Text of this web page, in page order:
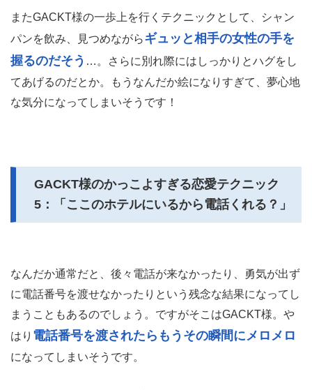
またGACKT様の一歩上を行くテクニックとして、シャン
パンを飲み、見つめながらギュッと相手の女性の手を
握るのだそう …。さらに別れ際にはしっかりとハグをし
てあげるのだとか。もうなんだか絵になりすぎて、夢心地
な気分になってしまいそうです！
GACKT様のかっこよすぎる恋愛テクニック
5：「ここのホテルにいるから電話くれる？」
なんだか通常だと、後々電話が来なかったり、勇気が出ず
に電話番号を渡せなかったりという残念な結果になってし
まうこともあるのでしょう。ですがそこはGACKT様。や
はり 電話番号を渡されたらもうその瞬間にメロメロ
になってしまいそうです。